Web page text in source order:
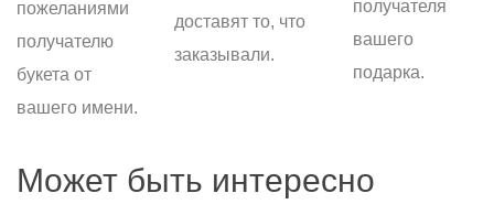
пожеланиями
получателю
букета от
вашего имени.
доставят то, что
заказывали.
получателя
вашего
подарка.
Может быть интересно